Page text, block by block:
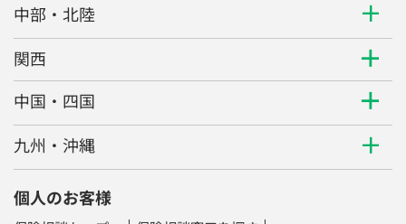
中部・北陸
関西
中国・四国
九州・沖縄
個人のお客様